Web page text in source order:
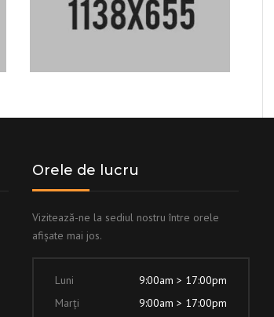
Orele de lucru
Vizitează-ne la sediul nostru între orele
afișate mai jos.
Luni
9:00am > 17:00pm
Marți
9:00am > 17:00pm